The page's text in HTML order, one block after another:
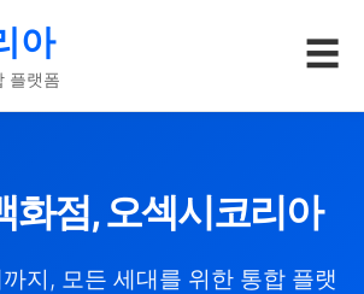
아
플랫폼
☰
화점, 오섹시코리아
지, 모든 세대를 위한 통합 플랫